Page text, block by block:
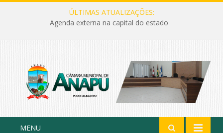
ÚLTIMAS ATUALIZAÇÕES:
Agenda externa na capital do estado
MENU